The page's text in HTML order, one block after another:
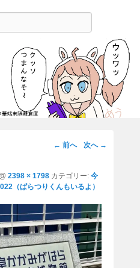
華端末隔離倉庫
ーを消してくれたサイトです。
画
ビ
ー
シ
ョ
ン
← 前へ 次へ →
@ 2398 × 1798 カテゴリー: 今
（ぱらつりくんもいるよ）